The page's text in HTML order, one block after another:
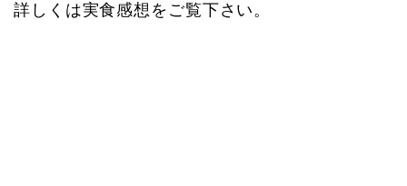
詳しくは実食感想をご覧下さい。